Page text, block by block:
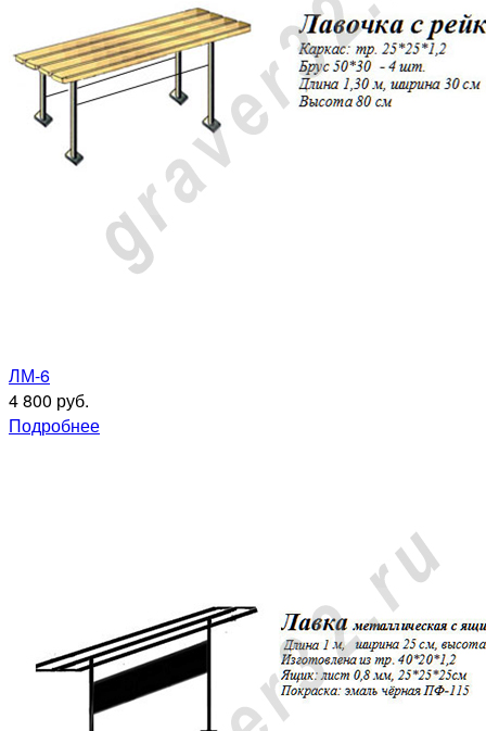
ЛМ-6
4 800 руб.
Подробнее